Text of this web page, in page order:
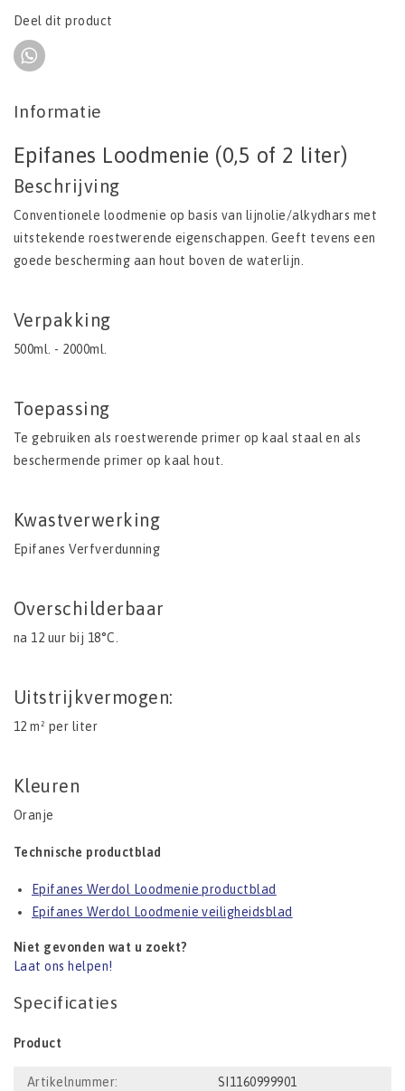
Deel dit product
Informatie
Epifanes Loodmenie (0,5 of 2 liter)
Beschrijving
Conventionele loodmenie op basis van lijnolie/alkydhars met
uitstekende roestwerende eigenschappen. Geeft tevens een
goede bescherming aan hout boven de waterlijn.
Verpakking
500ml. - 2000ml.
Toepassing
Te gebruiken als roestwerende primer op kaal staal en als
beschermende primer op kaal hout.
Kwastverwerking
Epifanes Verfverdunning
Overschilderbaar
na 12 uur bij 18°C.
Uitstrijkvermogen:
12 m² per liter
Kleuren
Oranje
Technische productblad
Epifanes Werdol Loodmenie productblad
Epifanes Werdol Loodmenie veiligheidsblad
Niet gevonden wat u zoekt?
Laat ons helpen!
Specificaties
Product
Artikelnummer: SI1160999901